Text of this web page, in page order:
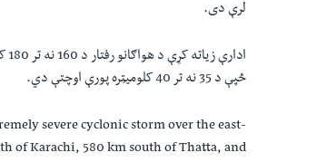
لرې دی.
ادارې زياته کړې د هواګانو رفتار د 160نه تر 180
څپې د35نه تر 40 کلوميټره پورې اوچتې دي.
severe cyclonic storm over the east-
of Karachi, 580 km south of Thatta, and